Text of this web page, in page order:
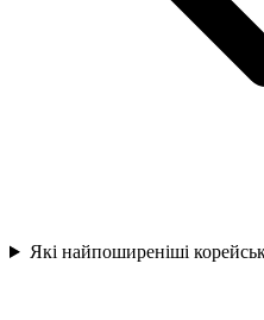
Які найпоширеніші